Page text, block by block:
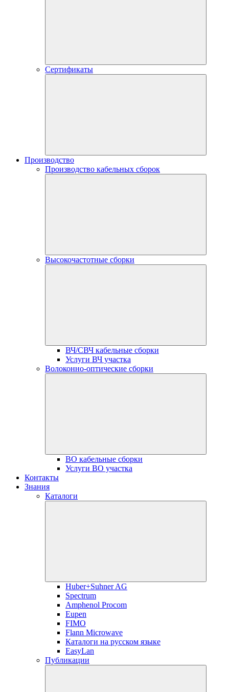
Сертификаты
Производство
Производство кабельных сборок
Высокочастотные сборки
ВЧ/СВЧ кабельные сборки
Услуги ВЧ участка
Волоконно-оптические сборки
ВО кабельные сборки
Услуги ВО участка
Контакты
Знания
Каталоги
Huber+Suhner AG
Spectrum
Amphenol Procom
Eupen
FIMO
Flann Microwave
Каталоги на русском языке
EasyLan
Публикации